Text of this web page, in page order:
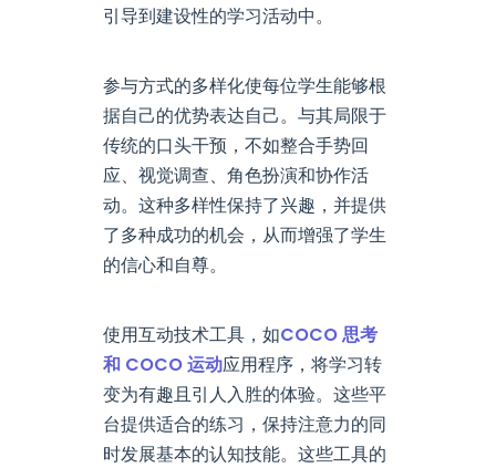
引导到建设性的学习活动中。
参与方式的多样化使每位学生能够根
据自己的优势表达自己。与其局限于
传统的口头干预，不如整合手势回
应、视觉调查、角色扮演和协作活
动。这种多样性保持了兴趣，并提供
了多种成功的机会，从而增强了学生
的信心和自尊。
使用互动技术工具，如COCO 思考
和 COCO 运动应用程序，将学习转
变为有趣且引人入胜的体验。这些平
台提供适合的练习，保持注意力的同
时发展基本的认知技能。这些工具的